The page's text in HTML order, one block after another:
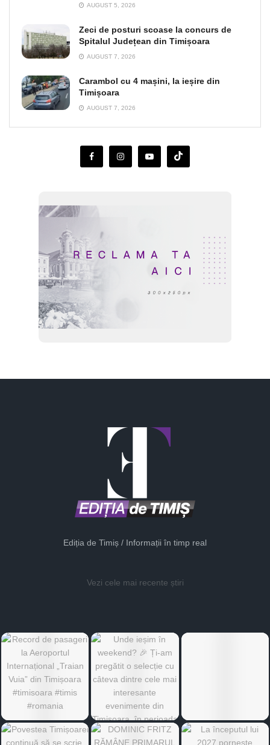
AUGUST 5, 2026
Zeci de posturi scoase la concurs de
Spitalul Județean din Timișoara
AUGUST 7, 2026
Carambol cu 4 mașini, la ieșire din
Timișoara
AUGUST 7, 2026
Ediția de Timiș / Informații în timp real
Vezi cele mai recente știri